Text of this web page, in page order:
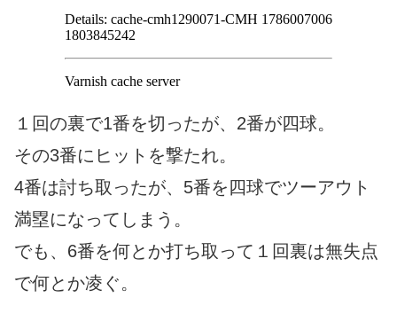
１回の裏で1番を切ったが、2番が四球。
その3番にヒットを撃たれ。
4番は討ち取ったが、5番を四球でツーアウト
満塁になってしまう。
でも、6番を何とか打ち取って１回裏は無失点
で何とか凌ぐ。